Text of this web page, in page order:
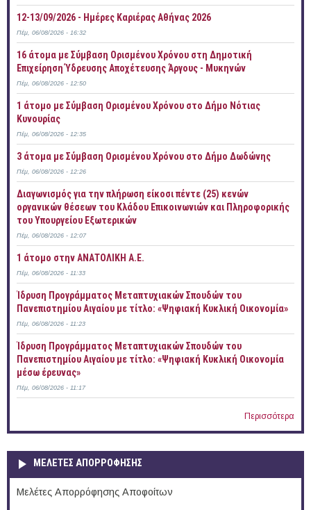
12-13/09/2026 - Ημέρες Καριέρας Αθήνας 2026
Πέμ, 06/08/2026 - 16:32
16 άτομα με Σύμβαση Ορισμένου Χρόνου στη Δημοτική
Επιχείρηση Ύδρευσης Αποχέτευσης Άργους - Μυκηνών
Πέμ, 06/08/2026 - 12:50
1 άτομο με Σύμβαση Ορισμένου Χρόνου στο Δήμο Νότιας
Κυνουρίας
Πέμ, 06/08/2026 - 12:35
3 άτομα με Σύμβαση Ορισμένου Χρόνου στο Δήμο Δωδώνης
Πέμ, 06/08/2026 - 12:26
Διαγωνισμός για την πλήρωση είκοσι πέντε (25) κενών
οργανικών θέσεων του Κλάδου Επικοινωνιών και Πληροφορικής
του Υπουργείου Εξωτερικών
Πέμ, 06/08/2026 - 12:07
1 άτομο στην ΑΝΑΤΟΛΙΚΗ Α.Ε.
Πέμ, 06/08/2026 - 11:33
Ίδρυση Προγράμματος Μεταπτυχιακών Σπουδών του
Πανεπιστημίου Αιγαίου με τίτλο: «Ψηφιακή Κυκλική Οικονομία»
Πέμ, 06/08/2026 - 11:23
Ίδρυση Προγράμματος Μεταπτυχιακών Σπουδών του
Πανεπιστημίου Αιγαίου με τίτλο: «Ψηφιακή Κυκλική Οικονομία
μέσω έρευνας»
Πέμ, 06/08/2026 - 11:17
Περισσότερα
ΜΕΛΕΤΕΣ ΑΠΟΡΡΟΦΗΣΗΣ
Μελέτες Απορρόφησης Αποφοίτων